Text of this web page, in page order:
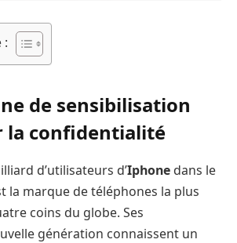
:
de sensibilisation
la confidentialité
d’utilisateurs d’Iphone dans le
la marque de téléphones la plus
coins du globe. Ses
génération connaissent un